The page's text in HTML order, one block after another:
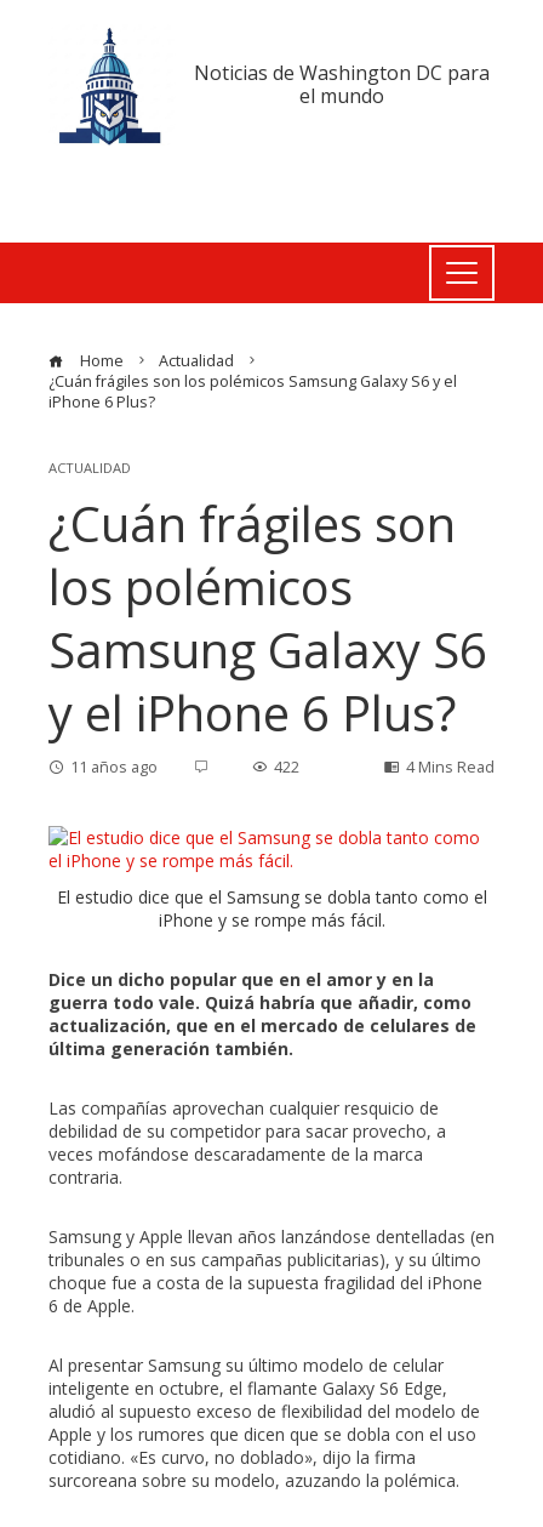
Noticias de Washington DC para
el mundo
Home
Actualidad
¿Cuán frágiles son los polémicos Samsung Galaxy S6 y el
iPhone 6 Plus?
ACTUALIDAD
¿Cuán frágiles son
los polémicos
Samsung Galaxy S6
y el iPhone 6 Plus?
11 años ago 422 4 Mins Read
El estudio dice que el Samsung se dobla tanto como el
iPhone y se rompe más fácil.
Dice un dicho popular que en el amor y en la
guerra todo vale. Quizá habría que añadir, como
actualización, que en el mercado de celulares de
última generación también.
Las compañías aprovechan cualquier resquicio de
debilidad de su competidor para sacar provecho, a
veces mofándose descaradamente de la marca
contraria.
Samsung y Apple llevan años lanzándose dentelladas (en
tribunales o en sus campañas publicitarias), y su último
choque fue a costa de la supuesta fragilidad del iPhone
6 de Apple.
Al presentar Samsung su último modelo de celular
inteligente en octubre, el flamante Galaxy S6 Edge,
aludió al supuesto exceso de flexibilidad del modelo de
Apple y los rumores que dicen que se dobla con el uso
cotidiano. «Es curvo, no doblado», dijo la firma
surcoreana sobre su modelo, azuzando la polémica.